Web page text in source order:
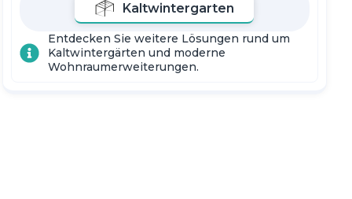
Kaltwintergarten
Entdecken Sie weitere Lösungen rund um
Kaltwintergärten und moderne
Wohnraumerweiterungen.